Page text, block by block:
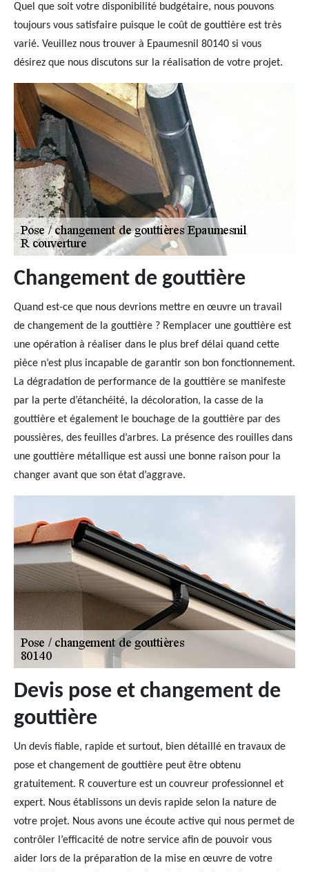
Quel que soit votre disponibilité budgétaire, nous pouvons
toujours vous satisfaire puisque le coût de gouttière est très
varié. Veuillez nous trouver à Epaumesnil 80140 si vous
désirez que nous discutons sur la réalisation de votre projet.
Changement de gouttière
Quand est-ce que nous devrions mettre en œuvre un travail
de changement de la gouttière ? Remplacer une gouttière est
une opération à réaliser dans le plus bref délai quand cette
pièce n’est plus incapable de garantir son bon fonctionnement.
La dégradation de performance de la gouttière se manifeste
par la perte d’étanchéité, la décoloration, la casse de la
gouttière et également le bouchage de la gouttière par des
poussières, des feuilles d’arbres. La présence des rouilles dans
une gouttière métallique est aussi une bonne raison pour la
changer avant que son état d’aggrave.
Devis pose et changement de
gouttière
Un devis fiable, rapide et surtout, bien détaillé en travaux de
pose et changement de gouttière peut être obtenu
gratuitement. R couverture est un couvreur professionnel et
expert. Nous établissons un devis rapide selon la nature de
votre projet. Nous avons une écoute active qui nous permet de
contrôler l’efficacité de notre service afin de pouvoir vous
aider lors de la préparation de la mise en œuvre de votre